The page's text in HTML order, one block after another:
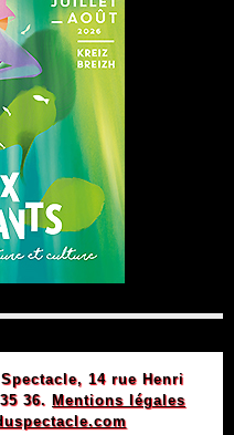
14 rue Henri
36. Mentions légales